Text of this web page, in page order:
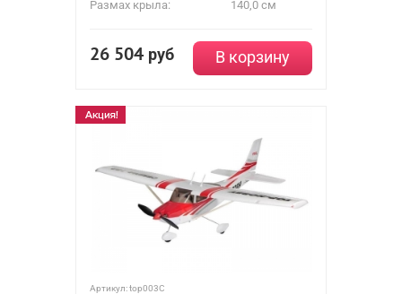
Размах крыла:
140,0 см
26 504 руб В корзину
Артикул:top003C